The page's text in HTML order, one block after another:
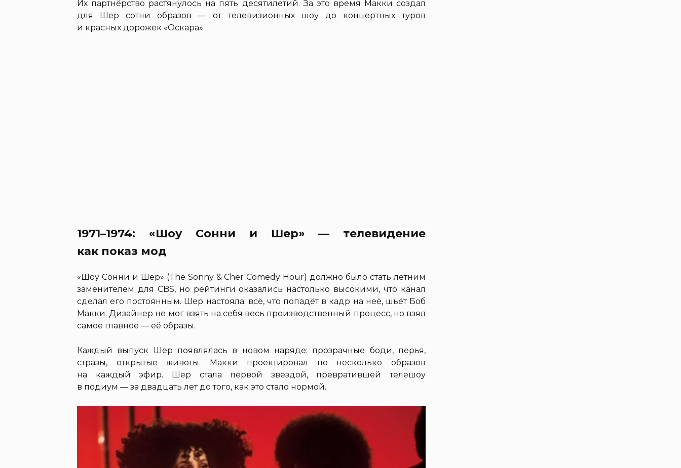
Их партнёрство растянулось на пять десятилетий. За это время Макки создал
для Шер сотни образов — от телевизионных шоу до концертных туров
и красных дорожек «Оскара».
1971–1974: «Шоу Сонни и Шер» — телевидение
как показ мод
«Шоу Сонни и Шер» (The Sonny & Cher Comedy Hour) должно было стать летним
заменителем для CBS, но рейтинги оказались настолько высокими, что канал
сделал его постоянным. Шер настояла: всё, что попадёт в кадр на неё, шьёт Боб
Макки. Дизайнер не мог взять на себя весь производственный процесс, но взял
самое главное — её образы.
Каждый выпуск Шер появлялась в новом наряде: прозрачные боди, перья,
стразы, открытые животы. Макки проектировал по несколько образов
на каждый эфир. Шер стала первой звездой, превратившей телешоу
в подиум — за двадцать лет до того, как это стало нормой.